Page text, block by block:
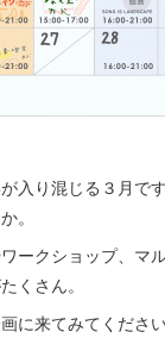
入り混じる３月で
。
ークショップ、マ
くさん。
に来てみてください